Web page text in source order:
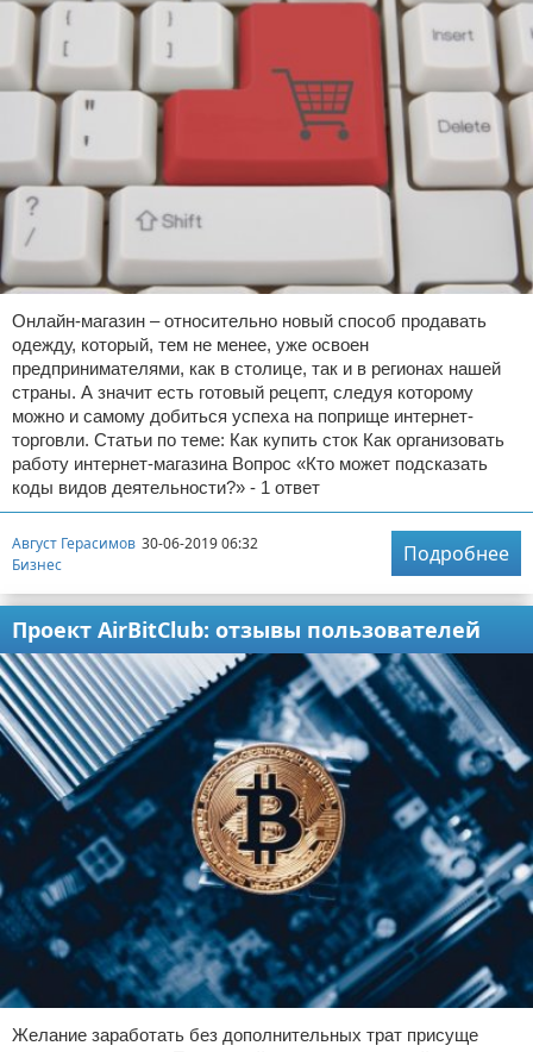
Онлайн-магазин – относительно новый способ продавать
одежду, который, тем не менее, уже освоен
предпринимателями, как в столице, так и в регионах нашей
страны. А значит есть готовый рецепт, следуя которому
можно и самому добиться успеха на поприще интернет-
торговли. Статьи по теме: Как купить сток Как организовать
работу интернет-магазина Вопрос «Кто может подсказать
коды видов деятельности?» - 1 ответ
Август Герасимов 30-06-2019 06:32
Бизнес
Подробнее
Проект AirBitClub: отзывы пользователей
Желание заработать без дополнительных трат присуще